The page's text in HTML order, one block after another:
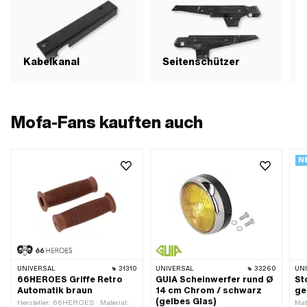
Kabelkanal Seitenschützer
Mofa-Fans kauften auch
UNIVERSAL 31310
66HEROES Griffe Retro
Automatik braun
Hersteller: 66HEROES · Material:
UNIVERSAL 33260
GUIA Scheinwerfer rund Ø
14 cm Chrom / schwarz
(gelbes Glas)